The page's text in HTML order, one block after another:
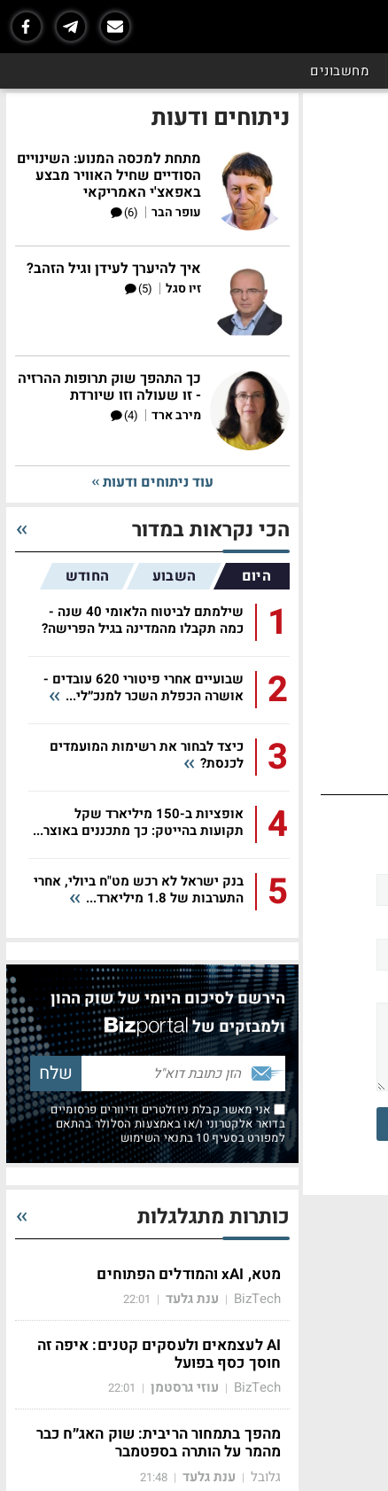
מחשבונים
ניתוחים ודעות
מתחת למכסה המנוע: השינויים
הסודיים שחיל האוויר מבצע
באפאצ'י האמריקאי
עופר הבר |
(6)
איך להיערך לעידן וגיל הזהב?
זיו סגל |
(5)
כך התהפך שוק תרופות ההרזיה
- זו שעולה וזו שיורדת
מירב ארד |
(4)
עוד ניתוחים ודעות
הכי נקראות במדור
היום השבוע החודש
1
שילמתם לביטוח הלאומי 40 שנה -
כמה תקבלו מהמדינה בגיל הפרישה?
2
שבועיים אחרי פיטורי 620 עובדים -
אושרה הכפלת השכר למנכ״לי...
3
כיצד לבחור את רשימות המועמדים
לכנסת?
4
אופציות ב-150 מיליארד שקל
תקועות בהייטק: כך מתכננים באוצר...
5
בנק ישראל לא רכש מט"ח ביולי, אחרי
התערבות של 1.8 מיליארד...
הירשם לסיכום היומי של שוק ההון
ולמבזקים של
אני מאשר קבלת ניוזלטרים ודיוורים פרסומיים
בדואר אלקטרוני ו/או באמצעות הסלולר בהתאם
למפורט בסעיף 10 בתנאי השימוש
כותרות מתגלגלות
מטא, xAI והמודלים הפתוחים
BizTech
| ענת גלעד |
22:01
AI לעצמאים ולעסקים קטנים: איפה זה
חוסך כסף בפועל
BizTech
| עוזי גרסטמן |
22:01
מהפך בתמחור הריבית: שוק האג״ח כבר
מהמר על הותרה בספטמבר
גלובל | ענת גלעד |
21:48